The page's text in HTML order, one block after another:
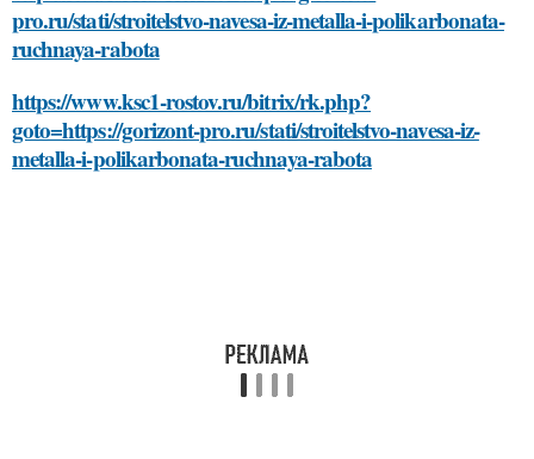
pro.ru/stati/stroitelstvo-navesa-iz-metalla-i-polikarbonata-
ruchnaya-rabota
https://www.ksc1-rostov.ru/bitrix/rk.php?
goto=https://gorizont-pro.ru/stati/stroitelstvo-navesa-iz-
metalla-i-polikarbonata-ruchnaya-rabota